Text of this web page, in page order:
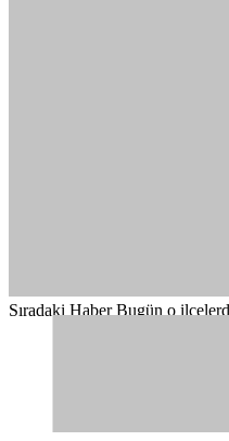
Sıradaki Haber Bugün o